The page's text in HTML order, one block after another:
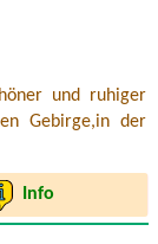
und ruhiger
Gebirge,in der
Info